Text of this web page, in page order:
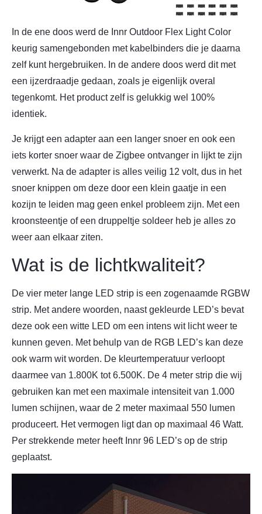
In de ene doos werd de Innr Outdoor Flex Light Color
keurig samengebonden met kabelbinders die je daarna
zelf kunt hergebruiken. In de andere doos werd dit met
een ijzerdraadje gedaan, zoals je eigenlijk overal
tegenkomt. Het product zelf is gelukkig wel 100%
identiek.
Je krijgt een adapter aan een langer snoer en ook een
iets korter snoer waar de Zigbee ontvanger in lijkt te zijn
verwerkt. Na de adapter is alles veilig 12 volt, dus in het
snoer knippen om deze door een klein gaatje in een
kozijn te leiden mag geen enkel probleem zijn. Met een
kroonsteentje of een druppeltje soldeer heb je alles zo
weer aan elkaar ziten.
Wat is de lichtkwaliteit?
De vier meter lange LED strip is een zogenaamde RGBW
strip. Met andere woorden, naast gekleurde LED’s bevat
deze ook een witte LED om een intens wit licht weer te
kunnen geven. Met behulp van de RGB LED’s kan deze
ook warm wit worden. De kleurtemperatuur verloopt
daarmee van 1.800K tot 6.500K. De 4 meter strip die wij
gebruiken kan met een maximale intensiteit van 1.000
lumen schijnen, waar de 2 meter maximaal 550 lumen
produceert. Het vermogen ligt dan op maximaal 46 Watt.
Per strekkende meter heeft Innr 96 LED’s op de strip
geplaatst.